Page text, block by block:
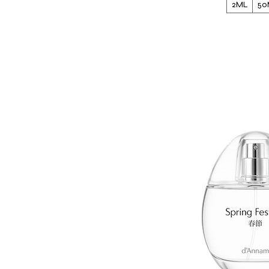
2ML